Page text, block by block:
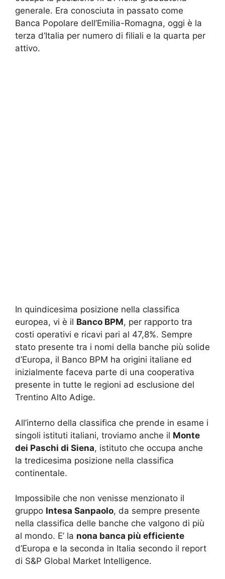
generale. Era conosciuta in passato come
Banca Popolare dell’Emilia-Romagna, oggi è la
terza d’Italia per numero di filiali e la quarta per
attivo.
In quindicesima posizione nella classifica
europea, vi è il Banco BPM, per rapporto tra
costi operativi e ricavi pari al 47,8%. Sempre
stato presente tra i nomi della banche più solide
d’Europa, il Banco BPM ha origini italiane ed
inizialmente faceva parte di una cooperativa
presente in tutte le regioni ad esclusione del
Trentino Alto Adige.
All’interno della classifica che prende in esame i
singoli istituti italiani, troviamo anche il Monte
dei Paschi di Siena, istituto che occupa anche
la tredicesima posizione nella classifica
continentale.
Impossibile che non venisse menzionato il
gruppo Intesa Sanpaolo, da sempre presente
nella classifica delle banche che valgono di più
al mondo. E’ la nona banca più efficiente
d’Europa e la seconda in Italia secondo il report
di S&P Global Market Intelligence.